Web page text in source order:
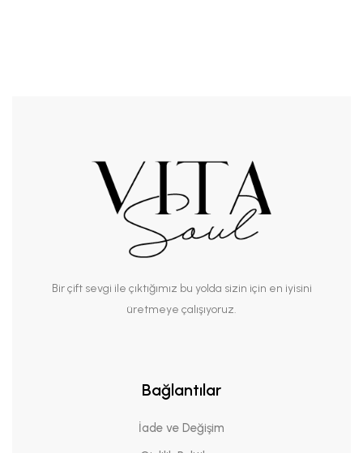
Bir çift sevgi ile çıktığımız bu yolda sizin için en iyisini
üretmeye çalışıyoruz.
Bağlantılar
İade ve Değişim